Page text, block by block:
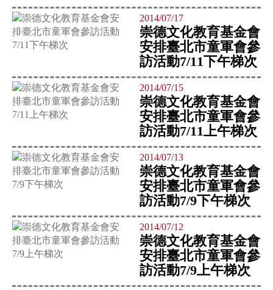
2014/07/17
崇德文化教育基金會
安排臺北市童軍會參
訪活動7/11下午梯次
2014/07/15
崇德文化教育基金會
安排臺北市童軍會參
訪活動7/11上午梯次
2014/07/13
崇德文化教育基金會
安排臺北市童軍會參
訪活動7/9下午梯次
2014/07/12
崇德文化教育基金會
安排臺北市童軍會參
訪活動7/9上午梯次